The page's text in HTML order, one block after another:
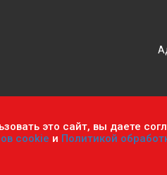
при каких условиях не
Пользовательское соглашение
это сайт, вы даете
cookie и Политикой